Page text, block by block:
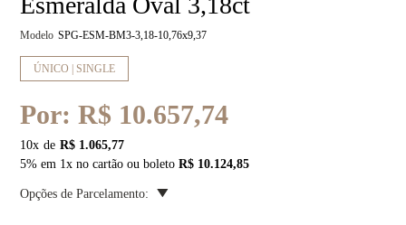
Modelo SPG-ESM-BM3-3,18-10,76x9,37
ÚNICO | SINGLE
Por:R$ 10.657,74
10x
R$ 1.065,77
5% em 1x no cartão ou boletoR$ 10.124,85
Opções de Parcelamento: